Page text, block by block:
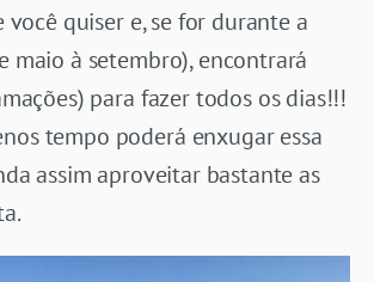
você quiser e, se for durante a
maio à setembro), encontrará
para fazer todos os dias!!!
tempo poderá enxugar essa
assim aproveitar bastante as